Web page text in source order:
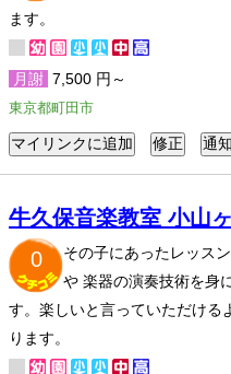
ます。
月謝 7,500 円～
東京都町田市
牛久保音楽教室 小山
0
その子にあったレッス
や 楽器の演奏技術を身
す。楽しいと言っていただける
ります。